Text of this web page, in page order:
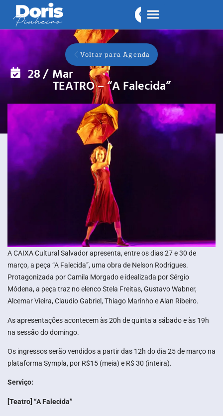
Voltar para Agenda
28/ Mar
TEATRO – “A Falecida”
A CAIXA Cultural Salvador apresenta, entre os dias 27 e 30 de
março, a peça “A Falecida”, uma obra de Nelson Rodrigues.
Protagonizada por Camila Morgado e idealizada por Sérgio
Módena, a peça traz no elenco Stela Freitas, Gustavo Wabner,
Alcemar Vieira, Claudio Gabriel, Thiago Marinho e Alan Ribeiro.
As apresentações acontecem às 20h de quinta a sábado e às 19h
na sessão do domingo.
Os ingressos serão vendidos a partir das 12h do dia 25 de março na
plataforma Sympla, por R$15 (meia) e R$ 30 (inteira).
Serviço:
[Teatro] “A Falecida”